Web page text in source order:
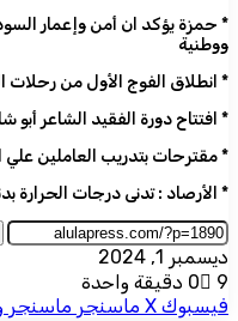
* حمزة يؤكد ان أمن وإعمار
ووطنية
* انطلاق الفوج الأول من رحلات
* افتتاح دورة الفقيد الشاعر أبو
* مقترحات بتدريب العاملين
* الأرصاد : تدنى درجات الحرارة
ديسمبر 1, 2024
0
9
دقيقة واحدة
فيسبوك ‫X ماسنجر ماسنجر